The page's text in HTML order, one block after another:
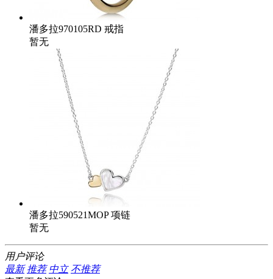
潘多拉970105RD 戒指
暂无
潘多拉590521MOP 项链
暂无
用户评论
最新 推荐 中立 不推荐